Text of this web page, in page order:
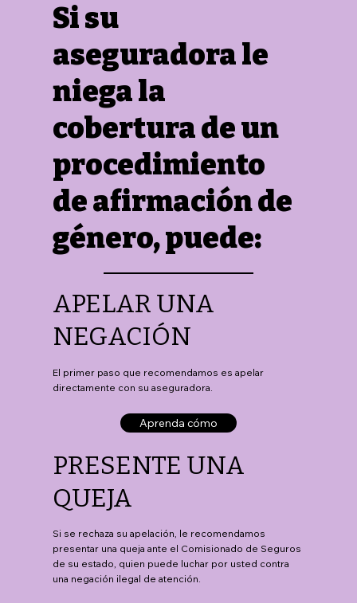
Si su
aseguradora le
niega la
cobertura de un
procedimiento
de afirmación de
género, puede:
APELAR UNA
NEGACIÓN
El primer paso que recomendamos es apelar
directamente con su aseguradora.
Aprenda cómo
PRESENTE UNA
QUEJA
Si se rechaza su apelación, le recomendamos
presentar una queja ante el Comisionado de Seguros
de su estado, quien puede luchar por usted contra
una negación ilegal de atención.